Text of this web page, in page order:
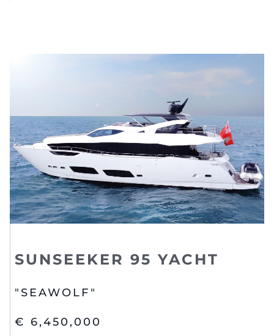
SUNSEEKER 95 YACHT
"SEAWOLF"
€ 6,450,000